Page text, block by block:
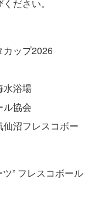
ださい。
ップ2026
浴場
協会
沼フレスコボー
” フレスコボール